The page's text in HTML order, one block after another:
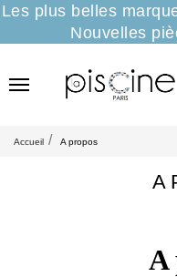
Les plus belles
Nouvelles
Accueil A propos
A
A